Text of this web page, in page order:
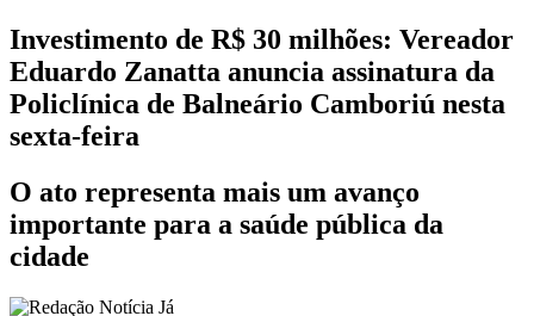
Investimento de R$ 30 milhões: Vereador
Eduardo Zanatta anuncia assinatura da
Policlínica de Balneário Camboriú nesta
sexta-feira
O ato representa mais um avanço
importante para a saúde pública da
cidade